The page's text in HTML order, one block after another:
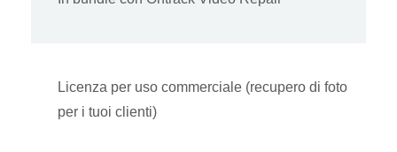
Licenza per uso commerciale (recupero di foto
per i tuoi clienti)